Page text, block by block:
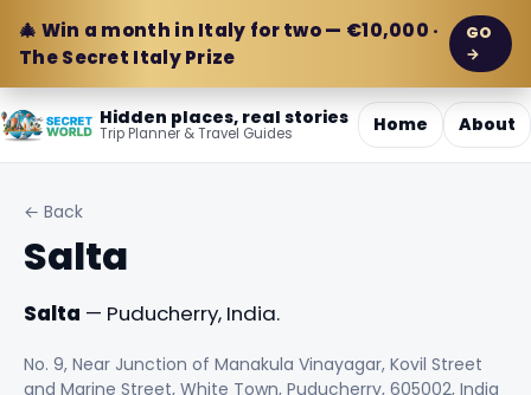
🎄 Win a month in Italy for two — €10,000 ·
The Secret Italy Prize
GO
→
Hidden places, real stories
Trip Planner & Travel Guides Home About
← Back
Salta
Salta — Puducherry, India.
No. 9, Near Junction of Manakula Vinayagar, Kovil Street
and Marine Street, White Town, Puducherry, 605002, India